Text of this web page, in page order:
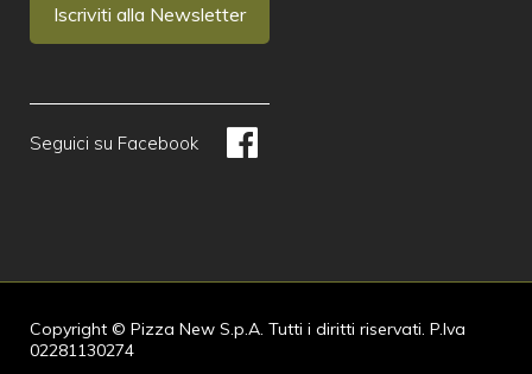
Iscriviti alla Newsletter
Seguici su Facebook
Copyright © Pizza New S.p.A. Tutti i diritti riservati. P.Iva
02281130274